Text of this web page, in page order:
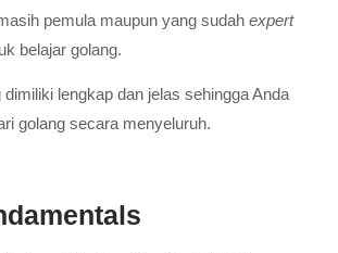
pemula maupun yang sudah expert
belajar golang.
dimiliki lengkap dan jelas sehingga Anda
golang secara menyeluruh.